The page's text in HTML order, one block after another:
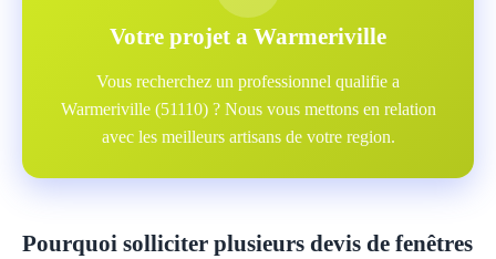
Votre projet a Warmeriville
Vous recherchez un professionnel qualifie a
Warmeriville (51110) ? Nous vous mettons en relation
avec les meilleurs artisans de votre region.
Pourquoi solliciter plusieurs devis de fenêtres